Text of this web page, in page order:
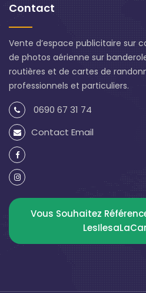
Contact
Vente d’espace publicitaire sur
de photos aérienne sur
routières et de cartes de
professionnels et particuliers.
0690 67 31 74
Contact Email
Vous Souhaitez